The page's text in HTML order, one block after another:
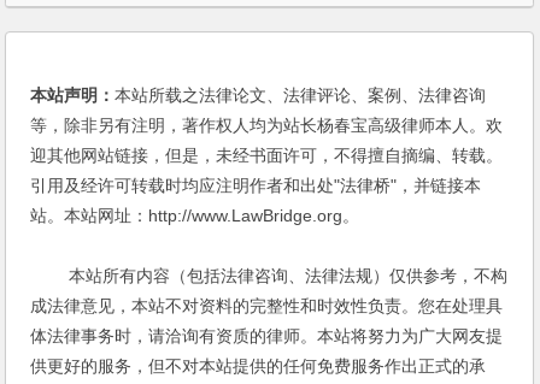
本站声明：本站所载之法律论文、法律评论、案例、法律咨询
等，除非另有注明，著作权人均为站长杨春宝高级律师本人。欢
迎其他网站链接，但是，未经书面许可，不得擅自摘编、转载。
引用及经许可转载时均应注明作者和出处"法律桥"，并链接本
站。本站网址：http://www.LawBridge.org。
本站所有内容（包括法律咨询、法律法规）仅供参考，不构
成法律意见，本站不对资料的完整性和时效性负责。您在处理具
体法律事务时，请洽询有资质的律师。本站将努力为广大网友提
供更好的服务，但不对本站提供的任何免费服务作出正式的承